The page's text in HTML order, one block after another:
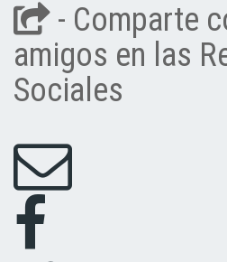
- Comparte
amigos en las
Sociales